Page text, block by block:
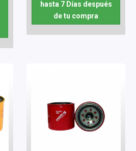
hasta 7 Días después
de tu compra